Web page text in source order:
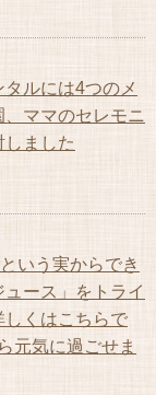
ルには4つのメ
ママのセレモニ
ました
いう実からでき
ース」をトライ
しくはこちらで
元気に過ごせま